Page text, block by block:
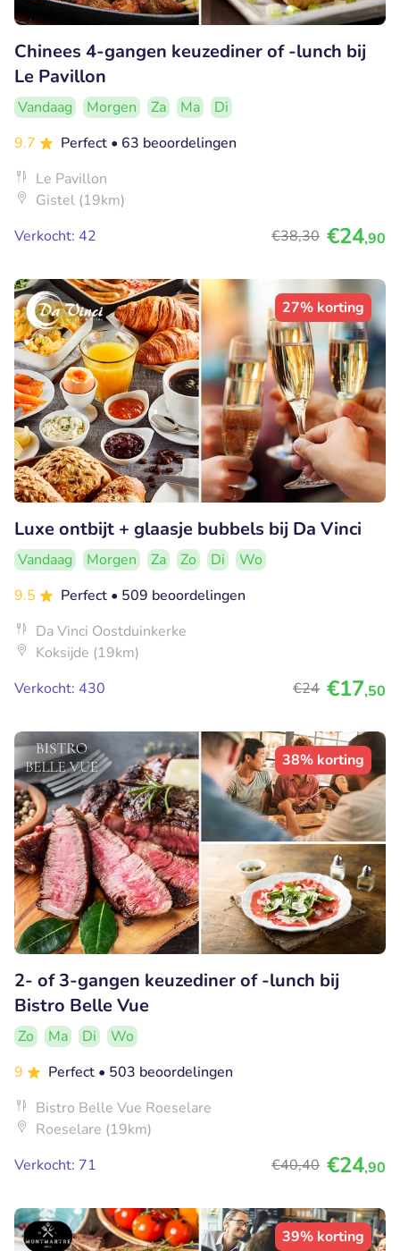
Chinees 4-gangen keuzediner of -lunch bij
Le Pavillon
Vandaag Morgen Za Ma
Di
9.7
Perfect • 63 beoordelingen
Le Pavillon
Gistel (19km)
Verkocht: 42
€38,30 €24,90
27% korting
Luxe ontbijt + glaasje bubbels bij Da Vinci
Vandaag Morgen Za Zo Di
Wo
9.5
Perfect • 509 beoordelingen
Da Vinci Oostduinkerke
Koksijde (19km)
Verkocht: 430
€24 €17,50
38% korting
2- of 3-gangen keuzediner of -lunch bij
Bistro Belle Vue
Zo Ma Di
Wo
9
Perfect • 503 beoordelingen
Bistro Belle Vue Roeselare
Roeselare (19km)
Verkocht: 71
€40,40 €24,90
39% korting